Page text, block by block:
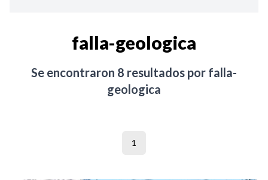
falla-geologica
Se encontraron 8 resultados por falla-
geologica
1